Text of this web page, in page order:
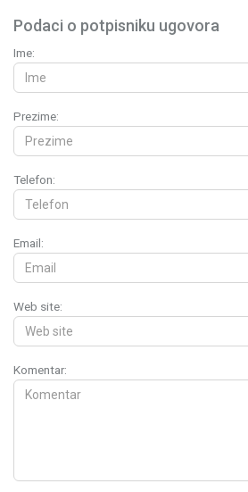
Podaci o potpisniku ugovora
Ime:
Prezime:
Telefon:
Email:
Web site:
Komentar: